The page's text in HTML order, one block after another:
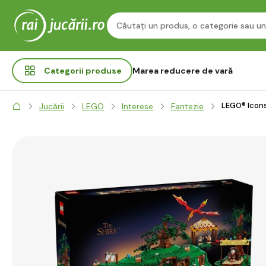
Categorii produse Marea reducere de vară
Jucării LEGO Interese Fantezie LEGO®